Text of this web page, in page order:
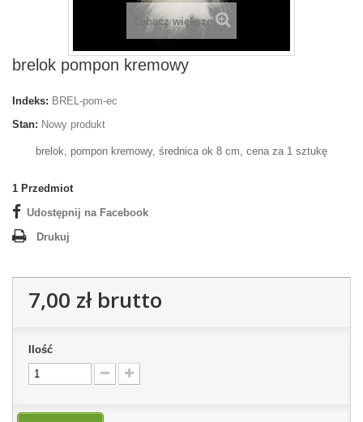
Zobacz większe
brelok pompon kremowy
Indeks: BREL-pom-ec
Stan: Nowy produkt
brelok, pompon kremowy, średnica ok 8 cm, cena za 1 sztukę
1 Przedmiot
Udostępnij na Facebook
Drukuj
7,00 złbrutto
Ilość